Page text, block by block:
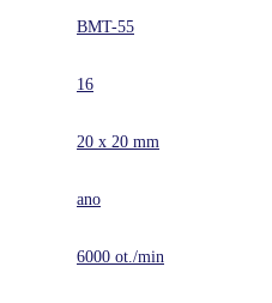
BMT-55
16
20 x 20 mm
ano
6000 ot./min